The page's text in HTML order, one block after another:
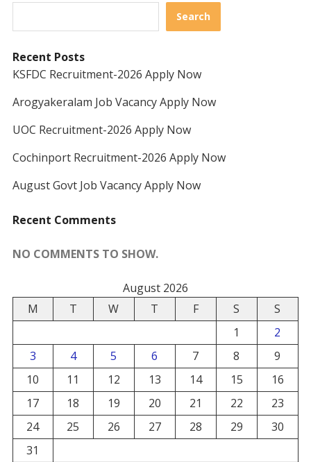
Search
Recent Posts
KSFDC Recruitment-2026 Apply Now
Arogyakeralam Job Vacancy Apply Now
UOC Recruitment-2026 Apply Now
Cochinport Recruitment-2026 Apply Now
August Govt Job Vacancy Apply Now
Recent Comments
NO COMMENTS TO SHOW.
August 2026
M
T W T F S
S
1
2
3
4 5 6 7 8
9
10
11 12 13 14 15
16
17
18 19 20 21 22
23
24
25 26 27 28 29
30
31